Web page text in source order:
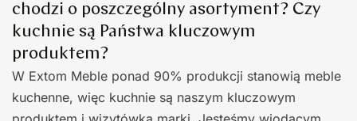
chodzi o poszczególny asortyment? Czy
kuchnie są Państwa kluczowym
produktem?
W Extom Meble ponad 90% produkcji stanowią meble
kuchenne, więc kuchnie są naszym kluczowym